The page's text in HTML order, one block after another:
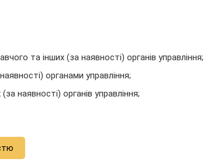
та інших (за наявності) органів управління;
органами управління;
наявності) органів управління;